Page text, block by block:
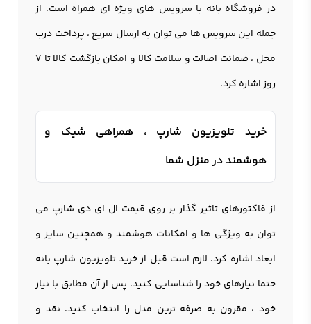
در فروشگاه بانه با سرویس های ویژه ای همراه است. از
جمله این سرویس ها می توان به ارسال سریع ، پرداخت درب
محل ، ضمانت اصالت و سلامت کالا و امکان بازگشت کالا تا 7
روز اشاره کرد.
خرید تلویزیون شارپ ، همراهی شیک و
هوشمند در منزل شما
از فاکتورهای تاثیر گذار بر روی قیمت ال ای دی شارپ می
توان به ویژگی ها و امکانات هوشمند و همچنین سایز و
ابعاد اشاره کرد. لازم است قبل از خرید تلویزیون شارپ بانه
حتما نیازهای خود را شناسایی کنید. پس از آن مطابق با نیاز
خود ، مقرون به صرفه ترین مدل را انتخاب کنید. نقد و